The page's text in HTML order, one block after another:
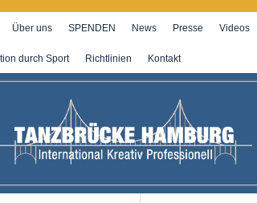
Über uns SPENDEN News Presse Videos
durch Sport Richtlinien Kontakt